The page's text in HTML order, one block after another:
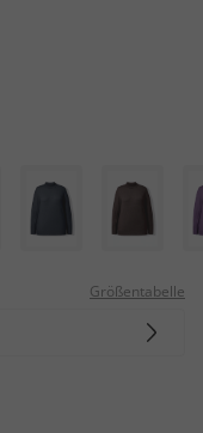
Größentabelle